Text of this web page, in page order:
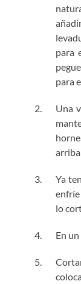
para
para
Una
Ya
lo
En